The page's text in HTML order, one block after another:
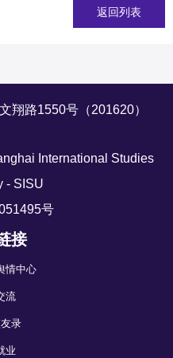
返回列表
翔路1550号（201620）
International Studies
- SISU
号
接
情中心
流
录
业